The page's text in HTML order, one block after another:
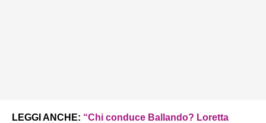
LEGGI ANCHE: “Chi conduce Ballando? Loretta